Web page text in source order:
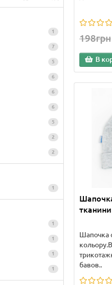
1
7
5
6
6
6
5
2
2
1
1
1
1
1
198грн
В
Шапочка
бавов..